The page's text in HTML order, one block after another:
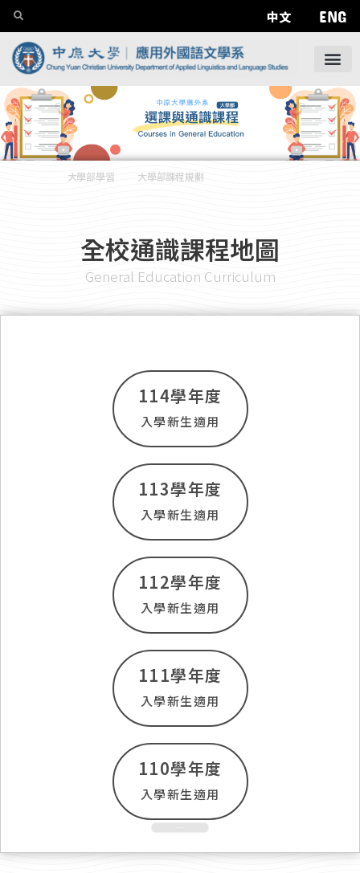
中文 ENG
大學部學習 大學部課程規劃
全校通識課程地圖
General Education Curriculum
114學年度
入學新生適用
113學年度
入學新生適用
112學年度
入學新生適用
111學年度
入學新生適用
110學年度
入學新生適用